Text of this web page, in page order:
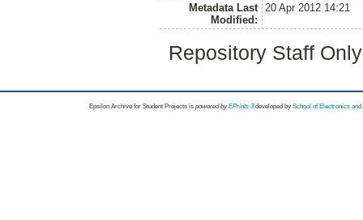
Metadata Last
Modified:
20 Apr 2012 14:21
Repository Staff
Epsilon Archive for Student Projects is powored byEPrints 3 developed by School of Electronics